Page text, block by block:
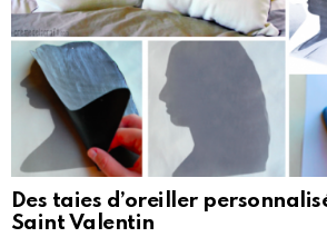
Des taies d’oreiller
Saint Valentin